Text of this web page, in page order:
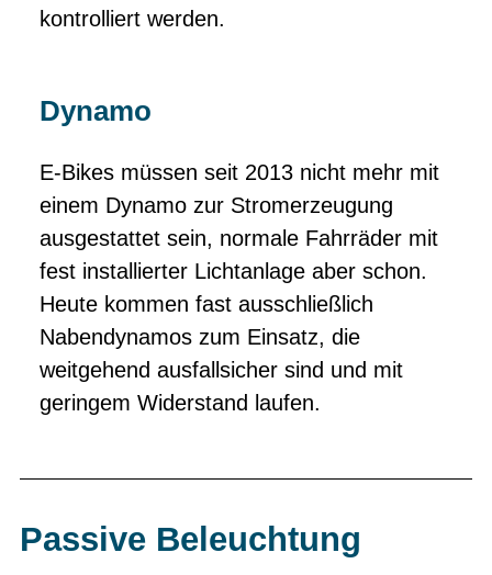
kontrolliert werden.
Dynamo
E-Bikes müssen seit 2013 nicht mehr mit
einem Dynamo zur Stromerzeugung
ausgestattet sein, normale Fahrräder mit
fest installierter Lichtanlage aber schon.
Heute kommen fast ausschließlich
Nabendynamos zum Einsatz, die
weitgehend ausfallsicher sind und mit
geringem Widerstand laufen.
Passive Beleuchtung